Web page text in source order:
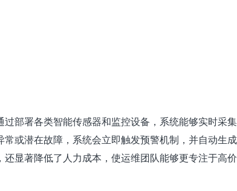
部署各类智能传感器和监控设备，系统能够实时采
或潜在故障，系统会立即触发预警机制，并自动生
显著降低了人力成本，使运维团队能够更专注于高价